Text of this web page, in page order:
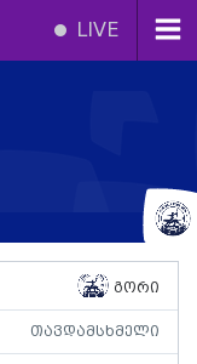
LIVE
გორი
თავდამსხმელი